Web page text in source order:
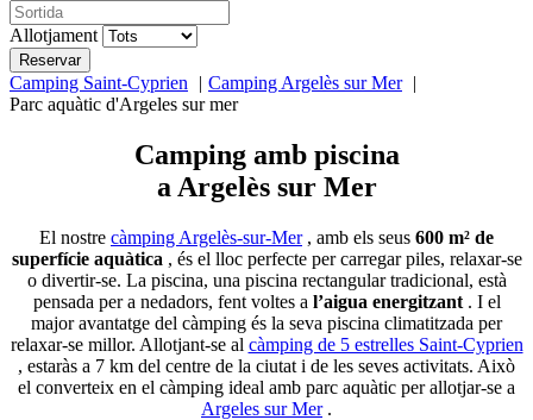
Allotjament
Camping Saint-Cyprien
Camping Argelès sur Mer
Parc aquàtic d'Argeles sur mer
Camping amb piscina
a Argelès sur Mer
El nostre càmping Argelès-sur-Mer, amb els seus 600 m² de
superfície aquàtica , és el lloc perfecte per carregar piles, relaxar-se
o divertir-se. La piscina, una piscina rectangular tradicional, està
pensada per a nedadors, fent voltes a l’aigua energitzant. I el
major avantatge del càmping és la seva piscina climatitzada per
relaxar-se millor. Allotjant-se al càmping de 5 estrelles Saint-Cyprien
, estaràs a 7 km del centre de la ciutat i de les seves activitats. Això
el converteix en el càmping ideal amb parc aquàtic per allotjar-se a
Argeles sur Mer.